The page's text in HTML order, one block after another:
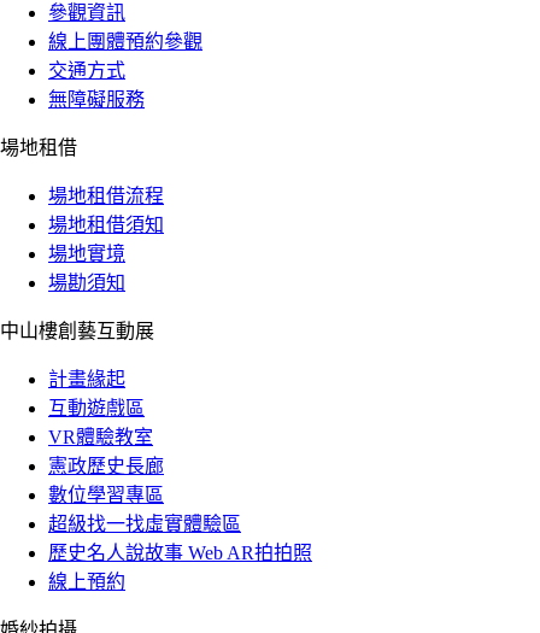
參觀資訊
線上團體預約參觀
交通方式
無障礙服務
場地租借
場地租借流程
場地租借須知
場地實境
場勘須知
中山樓創藝互動展
計畫緣起
互動遊戲區
VR體驗教室
憲政歷史長廊
數位學習專區
超級找一找虛實體驗區
歷史名人說故事 Web AR拍拍照
線上預約